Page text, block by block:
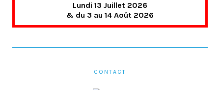
Lundi 13 Juillet 2026
& du 3 au 14 Août 2026
CONTACT